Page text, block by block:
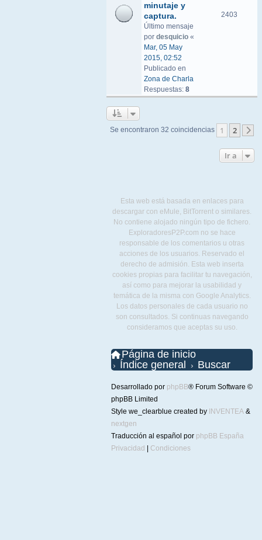
minutaje y
captura.
Último mensaje
por desquicio «
Mar, 05 May
2015, 02:52
Publicado en
Zona de Charla
Respuestas: 8
2403
Se encontraron 32 coincidencias 1 2
Ir a
Esta web está basada en enlaces para
descargar con eMule, BitTorrent o similares.
No contiene alojado ningún tipo de fichero.
ExploradoresP2P.com no se hace
responsable de los comentarios u otras
acciones de los usuarios. Reservado el
derecho de admisión. Esta web inserta
cookies propias para facilitar tu navegación,
así como para mejorar la usabilidad y
temática de la misma con Google Analytics.
Los datos personales de cada usuario no
son consultados. Si continuas navegando
consideramos que aceptas su uso.
Página de inicio
Índice general
Buscar
Desarrollado por phpBB® Forum Software ©
phpBB Limited
Style we_clearblue created by INVENTEA &
nextgen
Traducción al español por phpBB España
Privacidad
Condiciones